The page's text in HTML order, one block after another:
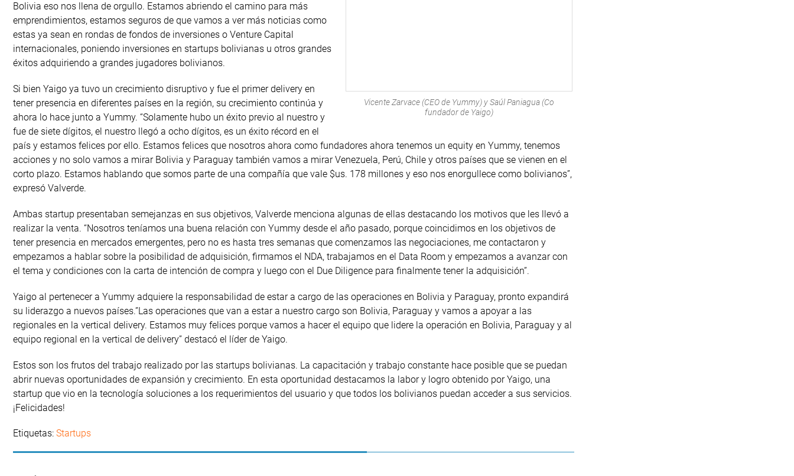
Vicente Zarvace (CEO de Yummy) y Saúl Paniagua (Co
fundador de Yaigo)
Bolivia eso nos llena de orgullo. Estamos abriendo el camino para más
emprendimientos, estamos seguros de que vamos a ver más noticias como
estas ya sean en rondas de fondos de inversiones o Venture Capital
internacionales, poniendo inversiones en startups bolivianas u otros grandes
éxitos adquiriendo a grandes jugadores bolivianos.
Si bien Yaigo ya tuvo un crecimiento disruptivo y fue el primer delivery en
tener presencia en diferentes países en la región, su crecimiento continúa y
ahora lo hace junto a Yummy. “Solamente hubo un éxito previo al nuestro y
fue de siete dígitos, el nuestro llegó a ocho dígitos, es un éxito récord en el
país y estamos felices por ello. Estamos felices que nosotros ahora como fundadores ahora tenemos un equity en Yummy, tenemos
acciones y no solo vamos a mirar Bolivia y Paraguay también vamos a mirar Venezuela, Perú, Chile y otros países que se vienen en el
corto plazo. Estamos hablando que somos parte de una compañía que vale $us. 178 millones y eso nos enorgullece como bolivianos”,
expresó Valverde.
Ambas startup presentaban semejanzas en sus objetivos, Valverde menciona algunas de ellas destacando los motivos que les llevó a
realizar la venta. “Nosotros teníamos una buena relación con Yummy desde el año pasado, porque coincidimos en los objetivos de
tener presencia en mercados emergentes, pero no es hasta tres semanas que comenzamos las negociaciones, me contactaron y
empezamos a hablar sobre la posibilidad de adquisición, firmamos el NDA, trabajamos en el Data Room y empezamos a avanzar con
el tema y condiciones con la carta de intención de compra y luego con el Due Diligence para finalmente tener la adquisición”.
Yaigo al pertenecer a Yummy adquiere la responsabilidad de estar a cargo de las operaciones en Bolivia y Paraguay, pronto expandirá
su liderazgo a nuevos países.”Las operaciones que van a estar a nuestro cargo son Bolivia, Paraguay y vamos a apoyar a las
regionales en la vertical delivery. Estamos muy felices porque vamos a hacer el equipo que lidere la operación en Bolivia, Paraguay y al
equipo regional en la vertical de delivery” destacó el líder de Yaigo.
Estos son los frutos del trabajo realizado por las startups bolivianas. La capacitación y trabajo constante hace posible que se puedan
abrir nuevas oportunidades de expansión y crecimiento. En esta oportunidad destacamos la labor y logro obtenido por Yaigo, una
startup que vio en la tecnología soluciones a los requerimientos del usuario y que todos los bolivianos puedan acceder a sus servicios.
¡Felicidades!
Etiquetas: Startups